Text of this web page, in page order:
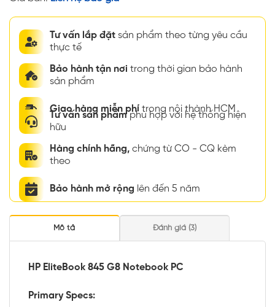
Tư vấn lắp đặt sản phẩm theo từng yêu cầu
thực tế
Bảo hành tận nơi trong thời gian bảo hành
sản phẩm
Giao hàng miễn phí trong nội thành HCM
Tư vấn sản phẩmphù hợp với hệ thống hiện
hữu
Hàng chính hãng, chứng từ CO - CQ kèm
theo
Bảo hành mở rộng lên đến 5 năm
Mô tả Đánh giá (3)
HP EliteBook 845 G8 Notebook PC
Primary Specs: